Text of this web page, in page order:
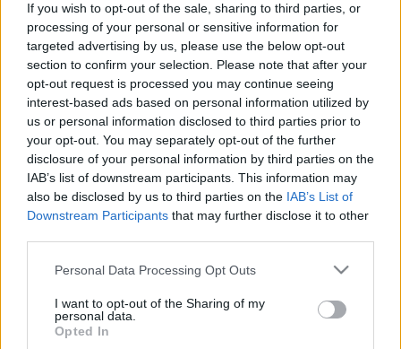
If you wish to opt-out of the sale, sharing to third parties, or
processing of your personal or sensitive information for
targeted advertising by us, please use the below opt-out
section to confirm your selection. Please note that after your
opt-out request is processed you may continue seeing
interest-based ads based on personal information utilized by
us or personal information disclosed to third parties prior to
your opt-out. You may separately opt-out of the further
disclosure of your personal information by third parties on the
IAB’s list of downstream participants. This information may
also be disclosed by us to third parties on the IAB’s List of
Downstream Participants that may further disclose it to other
Please note that this website/app uses one or more Google
not limited to your visit or usage behaviour. You may click to
grant or deny consent to Google and its third-party tags to
use your data for below specified purposes in below Google
Personal Data Processing Opt Outs
I want to opt-out of the Sharing of my
personal data.
Opted In
alkalomból Szijjártó Péter külgazdasági- és
külügyminiszter elmondta: „Két német vállalat és
Debrecen, Magyarország együttműködése
ismételten egy olyan teljesítményt állít elő, amely a
Guinness Rekordok Könyvének a jövő évi
kiadásában jogosan tarthat igényt a bekerülésre.”
A 71 futballpályányi méretű naperőmű-rendszer
a vállalatcsoporton belül a legnagyobb lesz, ami
egyben Magyarország legnagyobb ipari
naperőműve is lesz. „És ha jól értem, az E.ON sem
ami most itt létrejön”
– fogalmazott Szijjártó.